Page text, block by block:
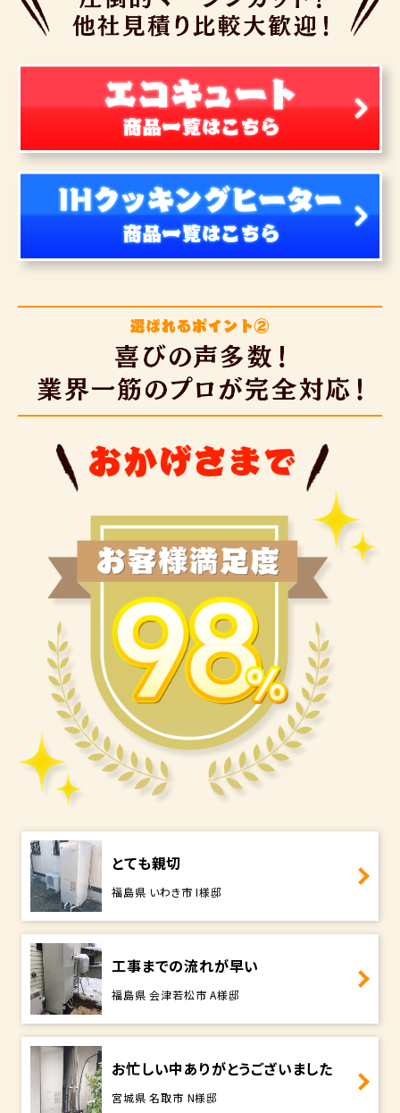
とても親切
福島県 いわき市 I様邸
工事までの流れが早い
福島県 会津若松市 A様邸
お忙しい中ありがとうございました
宮城県 名取市 N様邸